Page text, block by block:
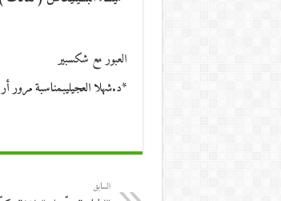
العبور مع شكسبير
*د.شهلا العجيليبمناسبة مرور
السابق